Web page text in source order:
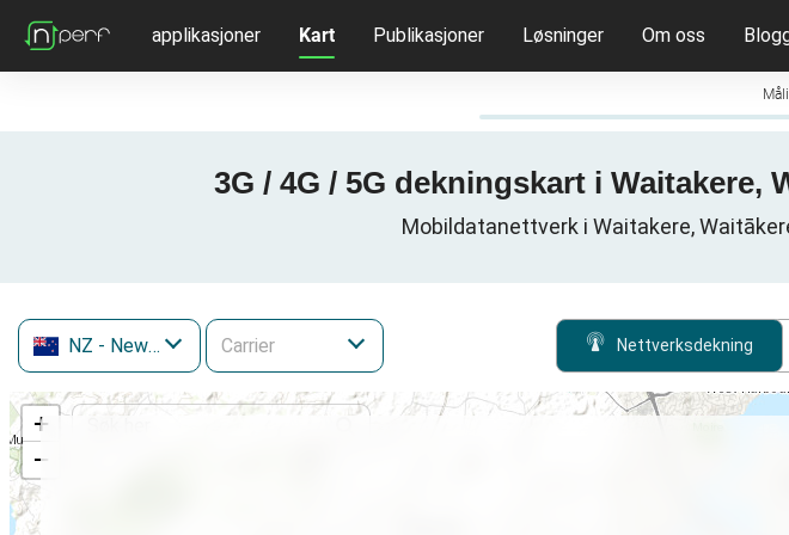
applikasjoner Kart Publikasjoner Løsninger Om oss
3G / 4G / 5G dekningskart i Waitakere,
Mobildatanettverk i Waitakere,
NZ - New Zealand Nettverksdekning
+
−